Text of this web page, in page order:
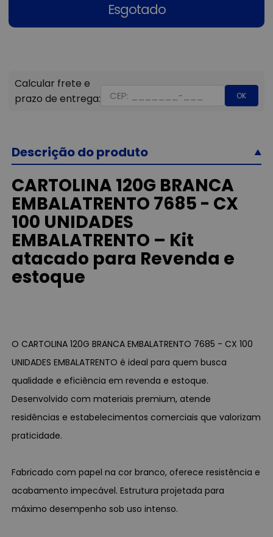
Esgotado
OK
Descrição do produto
CARTOLINA 120G BRANCA
EMBALATRENTO 7685 - CX
100 UNIDADES
EMBALATRENTO – Kit
atacado para Revenda e
estoque
O CARTOLINA 120G BRANCA EMBALATRENTO 7685 - CX 100
UNIDADES EMBALATRENTO é ideal para quem busca
qualidade e eficiência em revenda e estoque.
Desenvolvido com materiais premium, atende
residências e estabelecimentos comerciais que valorizam
praticidade.
Fabricado com papel na cor branco, oferece resistência e
acabamento impecável. Estrutura projetada para
máximo desempenho sob uso intenso.